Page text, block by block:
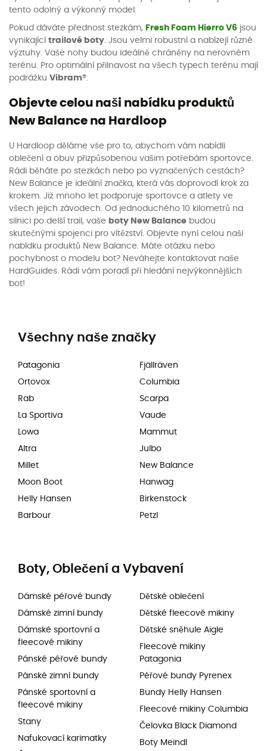
tento odolný a výkonný model.
Pokud dáváte přednost stezkám, Fresh Foam Hierro V6 jsou
vynikající trailové boty. Jsou velmi robustní a nabízejí různé
výztuhy. Vaše nohy budou ideálně chráněny na nerovném
terénu. Pro optimální přilnavost na všech typech terénu mají
podrážku Vibram®.
Objevte celou naši nabídku produktů
New Balance na Hardloop
U Hardloop děláme vše pro to, abychom vám nabídli
oblečení a obuv přizpůsobenou vašim potřebám sportovce.
Rádi běháte po stezkách nebo po vyznačených cestách?
New Balance je ideální značka, která vás doprovodí krok za
krokem. Již mnoho let podporuje sportovce a atlety ve
všech jejich závodech. Od jednoduchého 10 kilometrů na
silnici po delší trail, vaše boty New Balance budou
skutečnými spojenci pro vítězství. Objevte nyní celou naši
nabídku produktů New Balance. Máte otázku nebo
pochybnost o modelu bot? Neváhejte kontaktovat naše
HardGuides. Rádi vám poradí při hledání nejvýkonnějších
bot!
Všechny naše značky
Patagonia
Ortovox
Rab
La Sportiva
Lowa
Altra
Millet
Moon Boot
Helly Hansen
Barbour
Fjällräven
Columbia
Scarpa
Vaude
Mammut
Julbo
New Balance
Hanwag
Birkenstock
Petzl
Boty, Oblečení a Vybavení
Dámské péřové bundy
Dámské zimní bundy
Dámské sportovní a
fleecové mikiny
Pánské péřové bundy
Pánské zimní bundy
Pánské sportovní a
fleecové mikiny
Stany
Nafukovací karimatky
Dětské oblečení
Dětské fleecové mikiny
Dětské sněhule Aigle
Fleecové mikiny
Patagonia
Péřové bundy Pyrenex
Bundy Helly Hansen
Fleecové mikiny Columbia
Čelovka Black Diamond
Boty Meindl